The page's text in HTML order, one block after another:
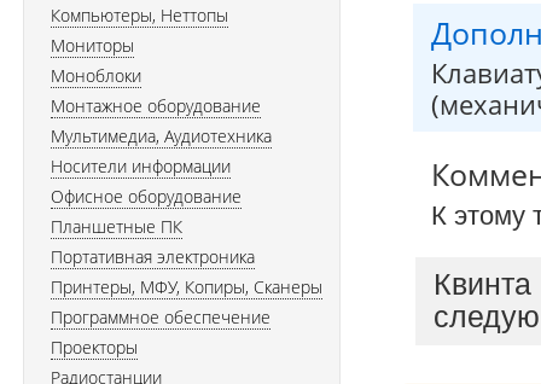
К этому
Компьютеры, Неттопы
Мониторы
Моноблоки
Монтажное оборудование
Мультимедиа, Аудиотехника
Носители информации
Офисное оборудование
Планшетные ПК
Портативная электроника
Принтеры, МФУ, Копиры, Сканеры
Программное обеспечение
Проекторы
Радиостанции